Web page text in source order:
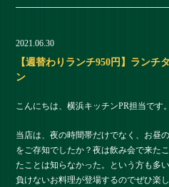
2021.06.30
【週替わりランチ950円】ランチ
ン
こんにちは、横浜キッチンPR担当です。
当店は、夜の時間帯だけでなく、お昼
をご存知でしたか？夜は飲み会で来た
たことは知らなかった。という方も多
負けないお料理が登場するのでぜひ楽